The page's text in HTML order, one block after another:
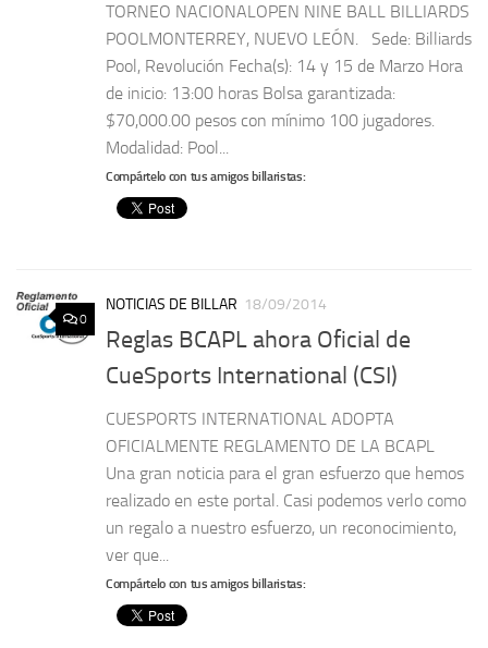
TORNEO NACIONALOPEN NINE BALL BILLIARDS
POOLMONTERREY, NUEVO LEÓN. Sede: Billiards
Pool, Revolución Fecha(s): 14 y 15 de Marzo Hora
de inicio: 13:00 horas Bolsa garantizada:
$70,000.00 pesos con mínimo 100 jugadores.
Modalidad: Pool...
Compártelo con tus amigos billaristas:
0
NOTICIAS DE BILLAR 18/09/2014
Reglas BCAPL ahora Oficial de
CueSports International (CSI)
CUESPORTS INTERNATIONAL ADOPTA
OFICIALMENTE REGLAMENTO DE LA BCAPL
Una gran noticia para el gran esfuerzo que hemos
realizado en este portal. Casi podemos verlo como
un regalo a nuestro esfuerzo, un reconocimiento,
ver que...
Compártelo con tus amigos billaristas: